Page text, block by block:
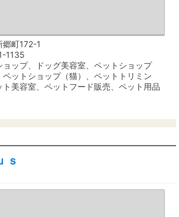
郷町172-1
1135
ョップ、ドッグ美容室、ペットショップ
ペットショップ（猫）、ペットトリミン
ト美容室、ペットフード販売、ペット用品
ｓ